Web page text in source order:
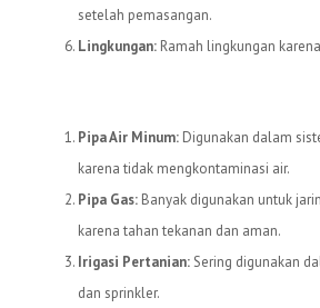
setelah pemasangan.
Lingkungan: Ramah lingkungan
Pipa Air Minum: Digunakan dalam
karena tidak mengkontaminasi air.
Pipa Gas: Banyak digunakan untuk
karena tahan tekanan dan aman.
Irigasi Pertanian:Sering digunakan
dan sprinkler.